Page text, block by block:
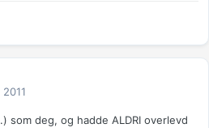
som deg, og hadde ALDRI overlevd